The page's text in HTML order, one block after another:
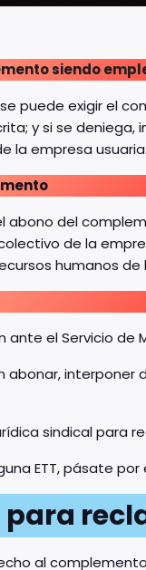
siendo
puede exigir el
y si se
la empresa usuaria.
abono del
de la
humanos de
el Servicio de
abonar,
sindical para
ETT, pásate
para
al